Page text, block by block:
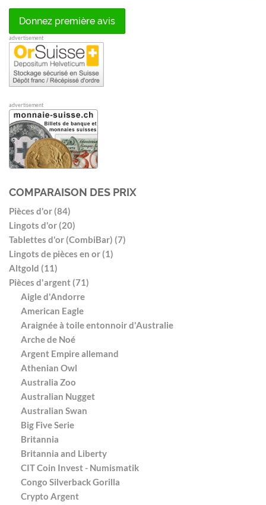
Donnez première avis
advertisement
advertisement
COMPARAISON DES PRIX
Pièces d'or (84)
Lingots d'or (20)
Tablettes d'or (CombiBar) (7)
Lingots de pièces en or (1)
Altgold (11)
Pièces d'argent (71)
Aigle d'Andorre
American Eagle
Araignée à toile entonnoir d'Australie
Arche de Noé
Argent Empire allemand
Athenian Owl
Australia Zoo
Australian Nugget
Australian Swan
Big Five Serie
Britannia
Britannia and Liberty
CIT Coin Invest - Numismatik
Congo Silverback Gorilla
Crypto Argent